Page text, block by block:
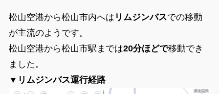
松山空港から松山市内へは リムジンバスでの移動
が主流のようです。
松山空港から松山市駅までは20分ほどで移動でき
ました。
▼リムジンバス運行経路